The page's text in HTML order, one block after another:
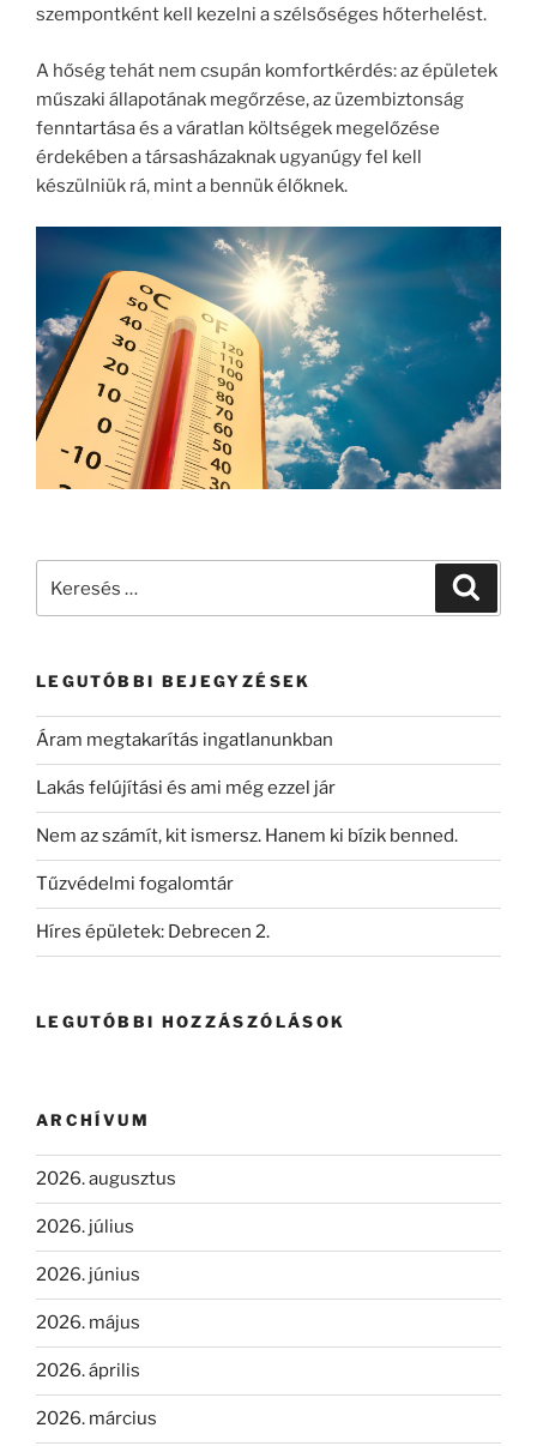
szempontként kell kezelni a szélsőséges hőterhelést.
A hőség tehát nem csupán komfortkérdés: az épületek
műszaki állapotának megőrzése, az üzembiztonság
fenntartása és a váratlan költségek megelőzése
érdekében a társasházaknak ugyanúgy fel kell
készülniük rá, mint a bennük élőknek.
LEGUTÓBBI BEJEGYZÉSEK
Áram megtakarítás ingatlanunkban
Lakás felújítási és ami még ezzel jár
Nem az számít, kit ismersz. Hanem ki bízik benned.
Tűzvédelmi fogalomtár
Híres épületek: Debrecen 2.
LEGUTÓBBI HOZZÁSZÓLÁSOK
ARCHÍVUM
2026. augusztus
2026. július
2026. június
2026. május
2026. április
2026. március